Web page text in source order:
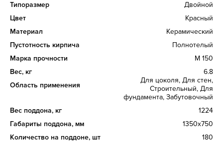
Типоразмер
Двойной
Цвет
Красный
Материал
Керамический
Пустотность кирпича
Полнотелый
Марка прочности
М 150
Вес, кг
6.8
Область применения
Для цоколя, Для стен,
Строительный, Для
фундамента, Забутовочный
Вес поддона, кг
1224
Габариты поддона, мм
1350x750
Количество на поддоне, шт
180